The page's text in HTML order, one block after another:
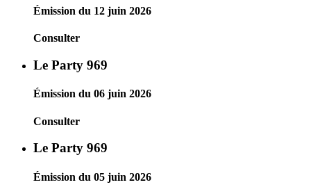
Émission du 12 juin 2026
Consulter
Le Party 969
Émission du 06 juin 2026
Consulter
Le Party 969
Émission du 05 juin 2026